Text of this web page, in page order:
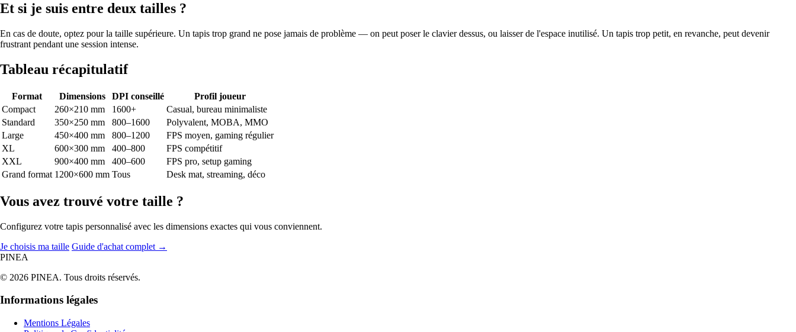
Et si je suis entre deux tailles ?
En cas de doute, optez pour la taille supérieure. Un tapis trop grand ne pose jamais de problème — on peut poser le clavier dessus, ou laisser de l'espace inutilisé. Un tapis trop petit, en revanche, peut devenir
frustrant pendant une session intense.
Tableau récapitulatif
Format Dimensions DPI conseillé
Profil joueur
Compact
260×210 mm 1600+
Casual, bureau minimaliste
Standard
350×250 mm 800–1600
Polyvalent, MOBA, MMO
Large
450×400 mm 800–1200
FPS moyen, gaming régulier
XL
600×300 mm 400–800
FPS compétitif
XXL
900×400 mm 400–600
FPS pro, setup gaming
Grand format 1200×600 mm Tous Desk mat, streaming, déco
Vous avez trouvé votre taille ?
Configurez votre tapis personnalisé avec les dimensions exactes qui vous conviennent.
Je choisis ma taille Guide d'achat complet →
PINEA
© 2026 PINEA. Tous droits réservés.
Informations légales
Mentions Légales